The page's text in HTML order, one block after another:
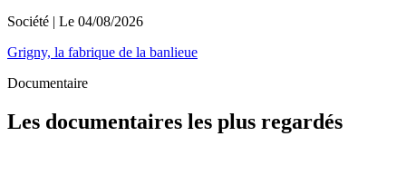
Société | Le 04/08/2026
Grigny, la fabrique de la banlieue
Documentaire
Les documentaires les plus regardés